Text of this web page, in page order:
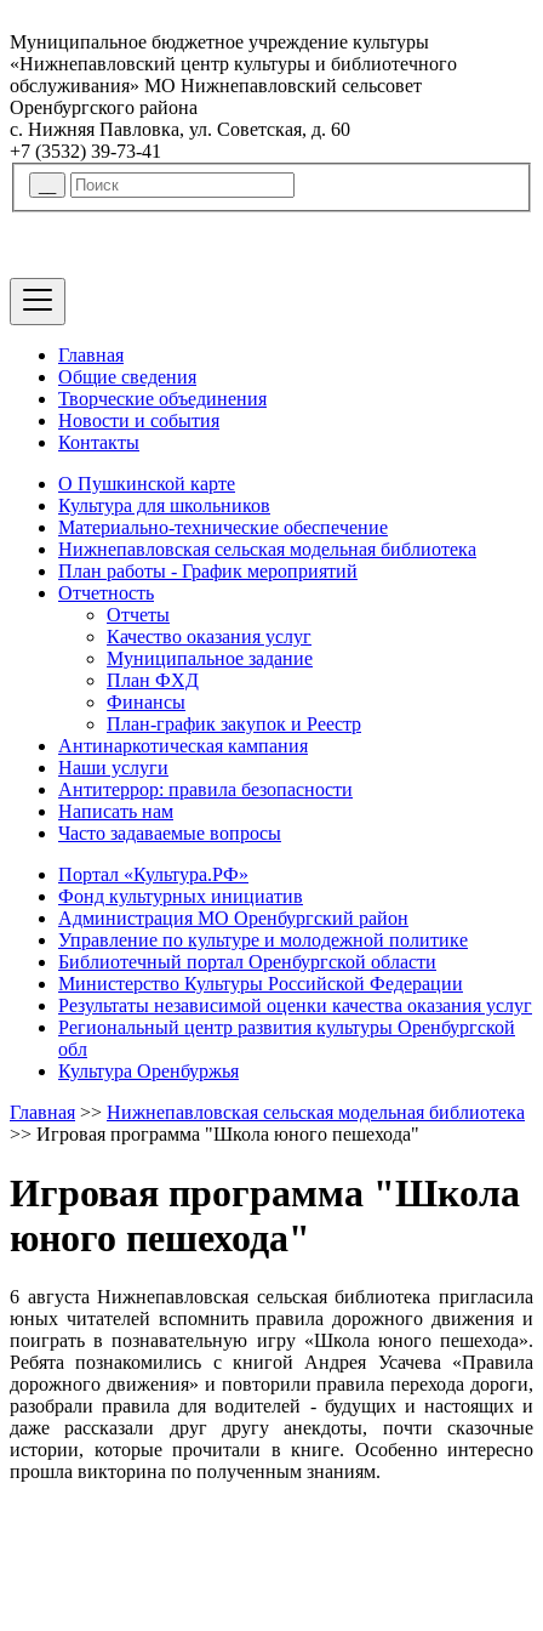
Муниципальное бюджетное учреждение культуры
«Нижнепавловский центр культуры и библиотечного
обслуживания» МО Нижнепавловский сельсовет
Оренбургского района
с. Нижняя Павловка, ул. Советская, д. 60
+7 (3532) 39-73-41
Главная
Общие сведения
Творческие объединения
Новости и события
Контакты
О Пушкинской карте
Культура для школьников
Материально-технические обеспечение
Нижнепавловская сельская модельная библиотека
План работы - График мероприятий
Отчетность
Отчеты
Качество оказания услуг
Муниципальное задание
План ФХД
Финансы
План-график закупок и Реестр
Антинаркотическая кампания
Наши услуги
Антитеррор: правила безопасности
Написать нам
Часто задаваемые вопросы
Портал «Культура.РФ»
Фонд культурных инициатив
Администрация МО Оренбургский район
Управление по культуре и молодежной политике
Библиотечный портал Оренбургской области
Министерство Культуры Российской Федерации
Результаты независимой оценки качества оказания услуг
Региональный центр развития культуры Оренбургской
обл
Культура Оренбуржья
Главная >> Нижнепавловская сельская модельная библиотека
>> Игровая программа "Школа юного пешехода"
Игровая программа "Школа
юного пешехода"
6 августа Нижнепавловская сельская библиотека пригласила
юных читателей вспомнить правила дорожного движения и
поиграть в познавательную игру «Школа юного пешехода».
Ребята познакомились с книгой Андрея Усачева «Правила
дорожного движения» и повторили правила перехода дороги,
разобрали правила для водителей - будущих и настоящих и
даже рассказали друг другу анекдоты, почти сказочные
истории, которые прочитали в книге. Особенно интересно
прошла викторина по полученным знаниям.